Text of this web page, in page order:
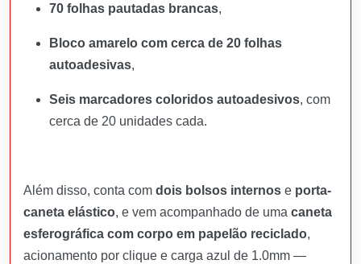
70 folhas pautadas brancas,
Bloco amarelo com cerca de 20 folhas
autoadesivas,
Seis marcadores coloridos autoadesivos, com
cerca de 20 unidades cada.
Além disso, conta com dois bolsos internos e porta-
caneta elástico, e vem acompanhado de uma caneta
esferográfica com corpo em papelão reciclado,
acionamento por clique e carga azul de 1.0mm —